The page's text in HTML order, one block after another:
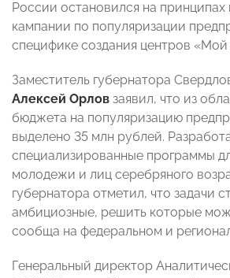
России остановился на
кампании по популяризации
специфике создания центров «Мой
Заместитель губернатора
Алексей Орлов заявил, что из
бюджета на популяризацию
выделено 35 млн рублей.
специализированные программы
молодежи и лиц серебряного
губернатора отметил, что задачи
амбициозные, решить которые
сообща на федеральном и
Генеральный директор